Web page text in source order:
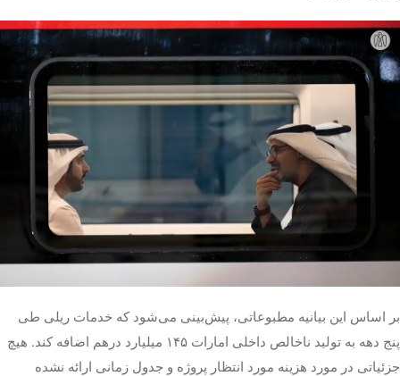
بر اساس این بیانیه مطبوعاتی، پیش‌بینی می‌شود که خدمات ریلی طی
پنج دهه به تولید ناخالص داخلی امارات ۱۴۵ میلیارد درهم اضافه کند. هیچ
جزئیاتی در مورد هزینه مورد انتظار پروژه و جدول زمانی ارائه نشده